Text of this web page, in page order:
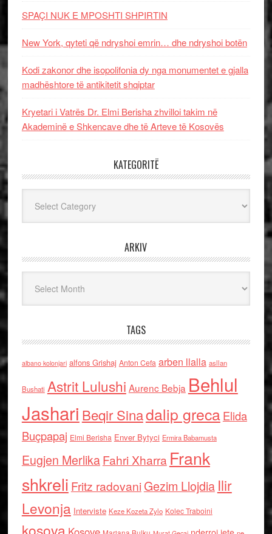
SPAÇI NUK E MPOSHTI SHPIRTIN
New York, qyteti që ndryshoi emrin… dhe ndryshoi botën
Kodi zakonor dhe isopolifonia dy nga monumentet e gjalla
madhështore të antikitetit shqiptar
Kryetari i Vatrës Dr. Elmi Berisha zhvilloi takim në
Akademinë e Shkencave dhe të Arteve të Kosovës
KATEGORITË
ARKIV
TAGS
albano kolonjari alfons Grishaj Anton Cefa arben llalla asllan
Bushati Astrit Lulushi Aurenc Bebja Behlul
Jashari Beqir Sinadalip grecaElida
Buçpapaj Elmi Berisha Enver Bytyci Ermira Babamusta
Eugjen MerlikaFahri Xharra Frank
shkreli Fritz radovaniGezim Llojdia Ilir
Levonja Interviste Keze Kozeta Zylo Kolec Traboini
kosova